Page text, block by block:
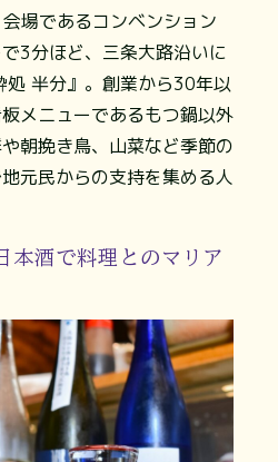
場であるコンベンション
3分ほど、三条大路沿いに
処 半分』。創業から30年以
メニューであるもつ鍋以外
朝挽き鳥、山菜など季節の
元民からの支持を集める人
本酒で料理とのマリア